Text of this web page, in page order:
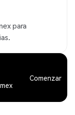
para
Comenzar